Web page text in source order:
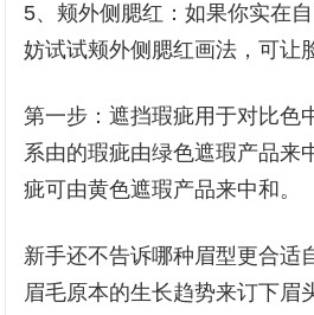
5、颊外侧腮红：如果你实在
妨试试颊外侧腮红画法，可让
第一步：遮挡瑕疵用于对比色
系由的瑕疵由绿色遮瑕产品来
疵可由黄色遮瑕产品来中和。
新手还不告诉哪种眉型更合适
眉毛原本的生长趋势来订下眉